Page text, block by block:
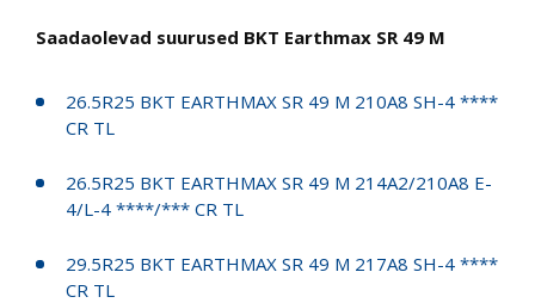
Saadaolevad suurused BKT Earthmax SR 49 M
26.5R25 BKT EARTHMAX SR 49 M 210A8 SH-4 ****
CR TL
26.5R25 BKT EARTHMAX SR 49 M 214A2/210A8 E-
4/L-4 ****/*** CR TL
29.5R25 BKT EARTHMAX SR 49 M 217A8 SH-4 ****
CR TL